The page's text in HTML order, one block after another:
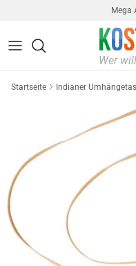
Mega
Startseite Indianer